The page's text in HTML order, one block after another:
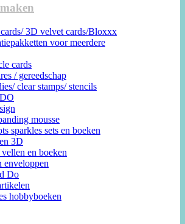
3D velvet cards/Bloxxx
voor meerdere
cards
/ gereedschap
clear stamps/ stencils
mousse
sparkles sets en boeken
3D
en boeken
enveloppen
Do
hobbyboeken